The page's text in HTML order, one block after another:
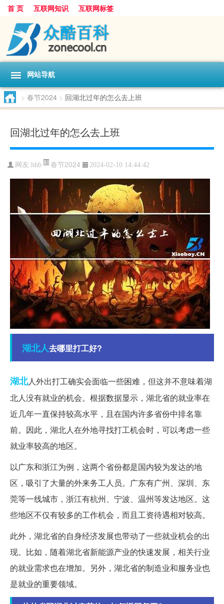
首 页 互联网知识 互联网标签
网站导航
> 春节2024 > 回湖北过年的怎么去上班
回湖北过年的怎么去上班
网友:hhb 春节2024 2024-02-10 14:44:42
湖北人去哪里打工好?
湖北人外出打工确实会面临一些困难，但这并不意味着湖
北人没有就业的机会。根据数据显示，湖北省的就业率在
近几年一直保持较高水平，且在国内许多省份中排名靠
前。因此，湖北人在外地寻找打工机会时，可以考虑一些
就业率较高的地区。
以广东和浙江为例，这两个省份都是国内较为发达的地
区，吸引了大量的外来务工人员。广东有广州、深圳、东
莞等一线城市，浙江有杭州、宁波、温州等发达地区。这
些地区不仅有较多的工作机会，而且工资待遇相对较高。
此外，湖北省的自身经济发展也带动了一些就业机会的出
现。比如，随着湖北省新能源产业的快速发展，相关行业
的就业需求也在增加。另外，湖北省的制造业和服务业也
是就业的重要领域。